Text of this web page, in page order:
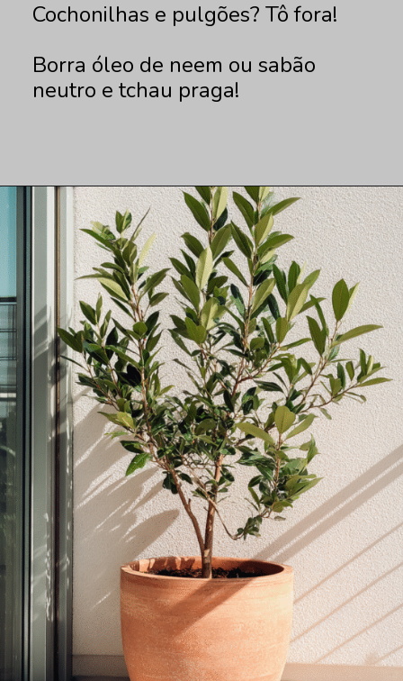
Cochonilhas e pulgões? Tô fora!
Borra óleo de neem ou sabão
neutro e tchau praga!